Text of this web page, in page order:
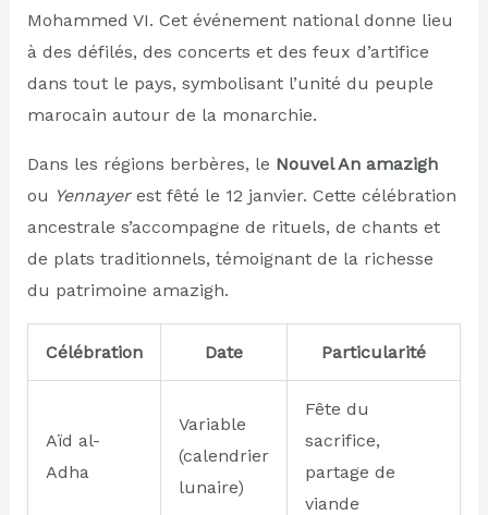
Mohammed VI. Cet événement national donne lieu
à des défilés, des concerts et des feux d’artifice
dans tout le pays, symbolisant l’unité du peuple
marocain autour de la monarchie.
Dans les régions berbères, le Nouvel An amazigh
ou Yennayerest fêté le 12 janvier. Cette célébration
ancestrale s’accompagne de rituels, de chants et
de plats traditionnels, témoignant de la richesse
du patrimoine amazigh.
Célébration Date Particularité
Aïd al-
Adha
Variable
(calendrier
lunaire)
Fête du
sacrifice,
partage de
viande